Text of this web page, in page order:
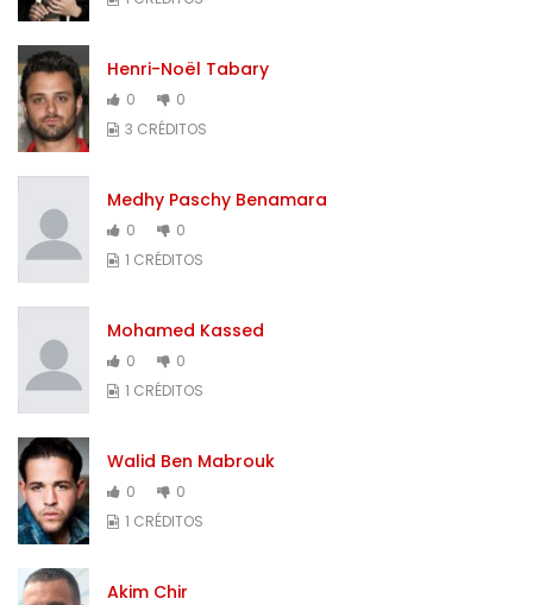
Henri-Noël Tabary
0
0
3 CRÉDITOS
Medhy Paschy Benamara
0
0
1 CRÉDITOS
Mohamed Kassed
0
0
1 CRÉDITOS
Walid Ben Mabrouk
0
0
1 CRÉDITOS
Akim Chir